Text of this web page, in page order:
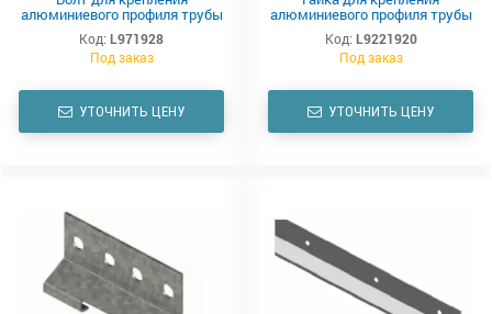
алюминиевого профиля трубы
линии поения Lubing
Код: L971928
Под заказ
УТОЧНИТЬ ЦЕНУ
алюминиевого профиля трубы
линии поения Lubing
Код: L9221920
Под заказ
УТОЧНИТЬ ЦЕНУ